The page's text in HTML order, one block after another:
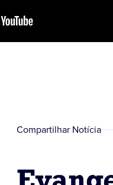
Compartilhar Notícia